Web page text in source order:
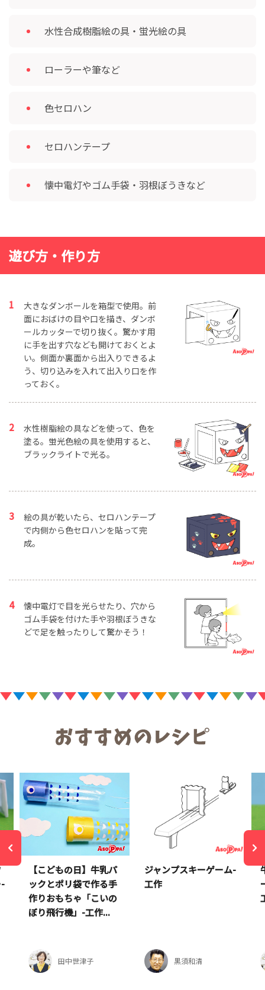
水性合成樹脂絵の具・蛍光絵の具
ローラーや筆など
色セロハン
セロハンテープ
懐中電灯やゴム手袋・羽根ぼうきなど
遊び方・作り方
大きなダンボールを箱型で使用。前
面におばけの目や口を描き、ダンボ
ールカッターで切り抜く。驚かす用
に手を出す穴なども開けておくとよ
い。側面か裏面から出入りできるよ
う、切り込みを入れて出入り口を作
っておく。
水性樹脂絵の具などを使って、色を
塗る。蛍光色絵の具を使用すると、
ブラックライトで光る。
絵の具が乾いたら、セロハンテープ
で内側から色セロハンを貼って完
成。
懐中電灯で目を光らせたり、穴から
ゴム手袋を付けた手や羽根ぼうきな
どで足を触ったりして驚かそう！
【こどもの日】牛乳パ
ックとポリ袋で作る手
作りおもちゃ「こいの
ぼり飛行機」-工作...
田中世津子
ジャンプスキーゲーム-
工作
黒須和清